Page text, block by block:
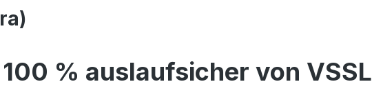
% auslaufsicher von VSSL